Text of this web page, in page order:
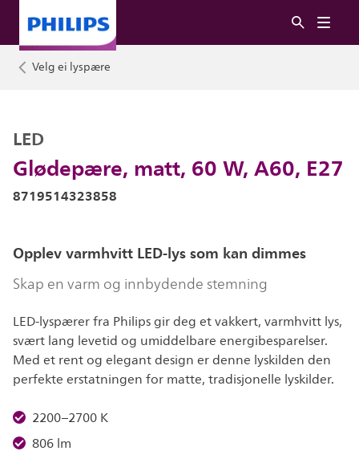
Velg ei lyspære
Glødepære, matt, 60 W, A60, E27
LED
8719514323858
Opplev varmhvitt LED-lys som kan dimmes
Skap en varm og innbydende stemning
LED-lyspærer fra Philips gir deg et vakkert, varmhvitt lys,
svært lang levetid og umiddelbare energibesparelser.
Med et rent og elegant design er denne lyskilden den
perfekte erstatningen for matte, tradisjonelle lyskilder.
2200–2700 K
806 lm